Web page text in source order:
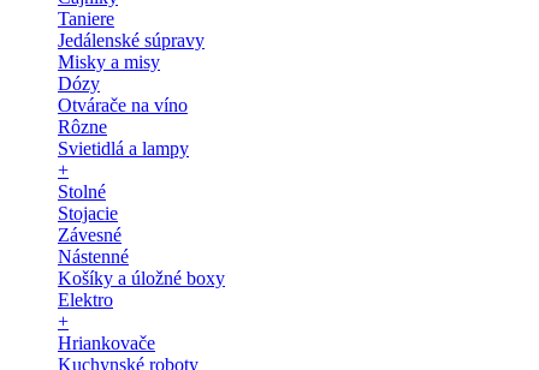
Taniere
Jedálenské súpravy
Misky a misy
Dózy
Otvárače na víno
Rôzne
Svietidlá a lampy
+
Stolné
Stojacie
Závesné
Nástenné
Košíky a úložné boxy
Elektro
+
Hriankovače
Kuchynské roboty